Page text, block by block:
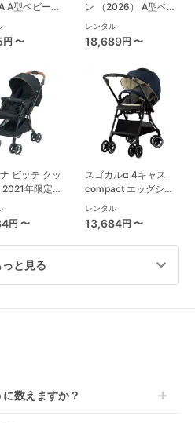
A型ベビーカ
(Combi)
円 〜
ン （2026） A型ベビ
ーカー サイベックス
(cybex)
レンタル
18,689円 〜
ビッテ クッ
2021年限定モ
チャンホン
デル) A型ベ
アップリカ
円 〜
スゴカルα 4キャス
compact エッグショ
ック HU A型ベビーカ
ー コンビ(Combi)
レンタル
13,684円 〜
っと見る
数えますか？